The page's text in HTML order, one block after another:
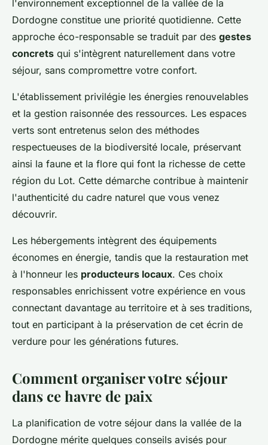
l'environnement exceptionnel de la vallée de la
Dordogne constitue une priorité quotidienne. Cette
approche éco-responsable se traduit par des gestes
concrets qui s'intègrent naturellement dans votre
séjour, sans compromettre votre confort.
L'établissement privilégie les énergies renouvelables
et la gestion raisonnée des ressources. Les espaces
verts sont entretenus selon des méthodes
respectueuses de la biodiversité locale, préservant
ainsi la faune et la flore qui font la richesse de cette
région du Lot. Cette démarche contribue à maintenir
l'authenticité du cadre naturel que vous venez
découvrir.
Les hébergements intègrent des équipements
économes en énergie, tandis que la restauration met
à l'honneur les producteurs locaux. Ces choix
responsables enrichissent votre expérience en vous
connectant davantage au territoire et à ses traditions,
tout en participant à la préservation de cet écrin de
verdure pour les générations futures.
Comment organiser votre séjour
dans ce havre de paix
La planification de votre séjour dans la vallée de la
Dordogne mérite quelques conseils avisés pour